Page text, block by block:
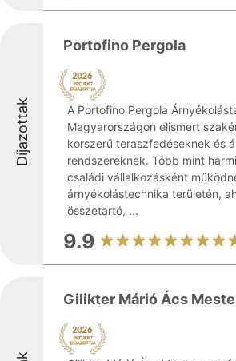
Díjazottak
Portofino Pergola
A Portofino Pergola
Magyarországon elismert
korszerű teraszfedéseknek és
rendszereknek. Több mint
családi vállalkozásként
árnyékolástechnika területén,
összetartó, ...
9.9
Gilikter Márió Ács